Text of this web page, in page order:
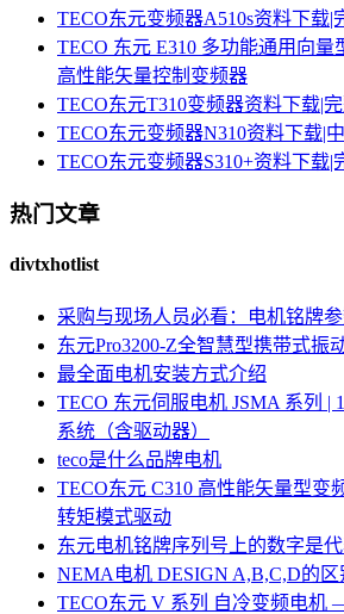
TECO东元变频器A510s资料下载|
TECO 东元 E310 多功能通用向量
高性能矢量控制变频器
TECO东元T310变频器资料下载|
TECO东元变频器N310资料下载|
TECO东元变频器S310+资料下载|
热门文章
divtxhotlist
采购与现场人员必看：电机铭牌
东元Pro3200-Z全智慧型携带式振
最全面电机安装方式介绍
TECO 东元伺服电机 JSMA 系列 |
系统（含驱动器）
teco是什么品牌电机
TECO东元 C310 高性能矢量型变
转矩模式驱动
东元电机铭牌序列号上的数字是
NEMA电机 DESIGN A,B,C,D的区
TECO东元 V 系列 自冷变频电机